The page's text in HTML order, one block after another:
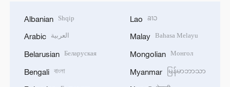
Albanian Shqip
Arabic العربية
Belarusian Беларуская
Bengali বাংলা
Lao ລາວ
Malay Bahasa Melayu
Mongolian Монгол
Myanmar မြန်မာဘာသာ